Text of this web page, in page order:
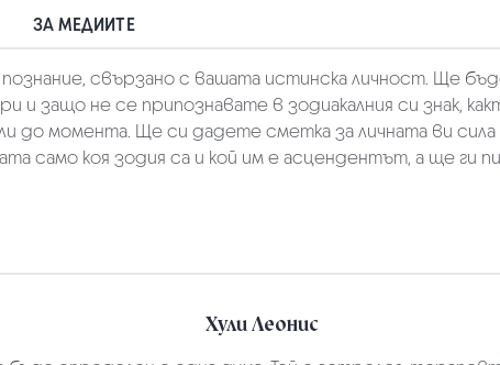
ЗА МЕДИИТЕ
свързано с вашата истинска личност. Ще
и защо не се припознавате в зодиакалния си знак,
до момента. Ще си дадете сметка за личната ви
само коя зодия са и кой им е асцендентът, а ще ги
Хули Леонис